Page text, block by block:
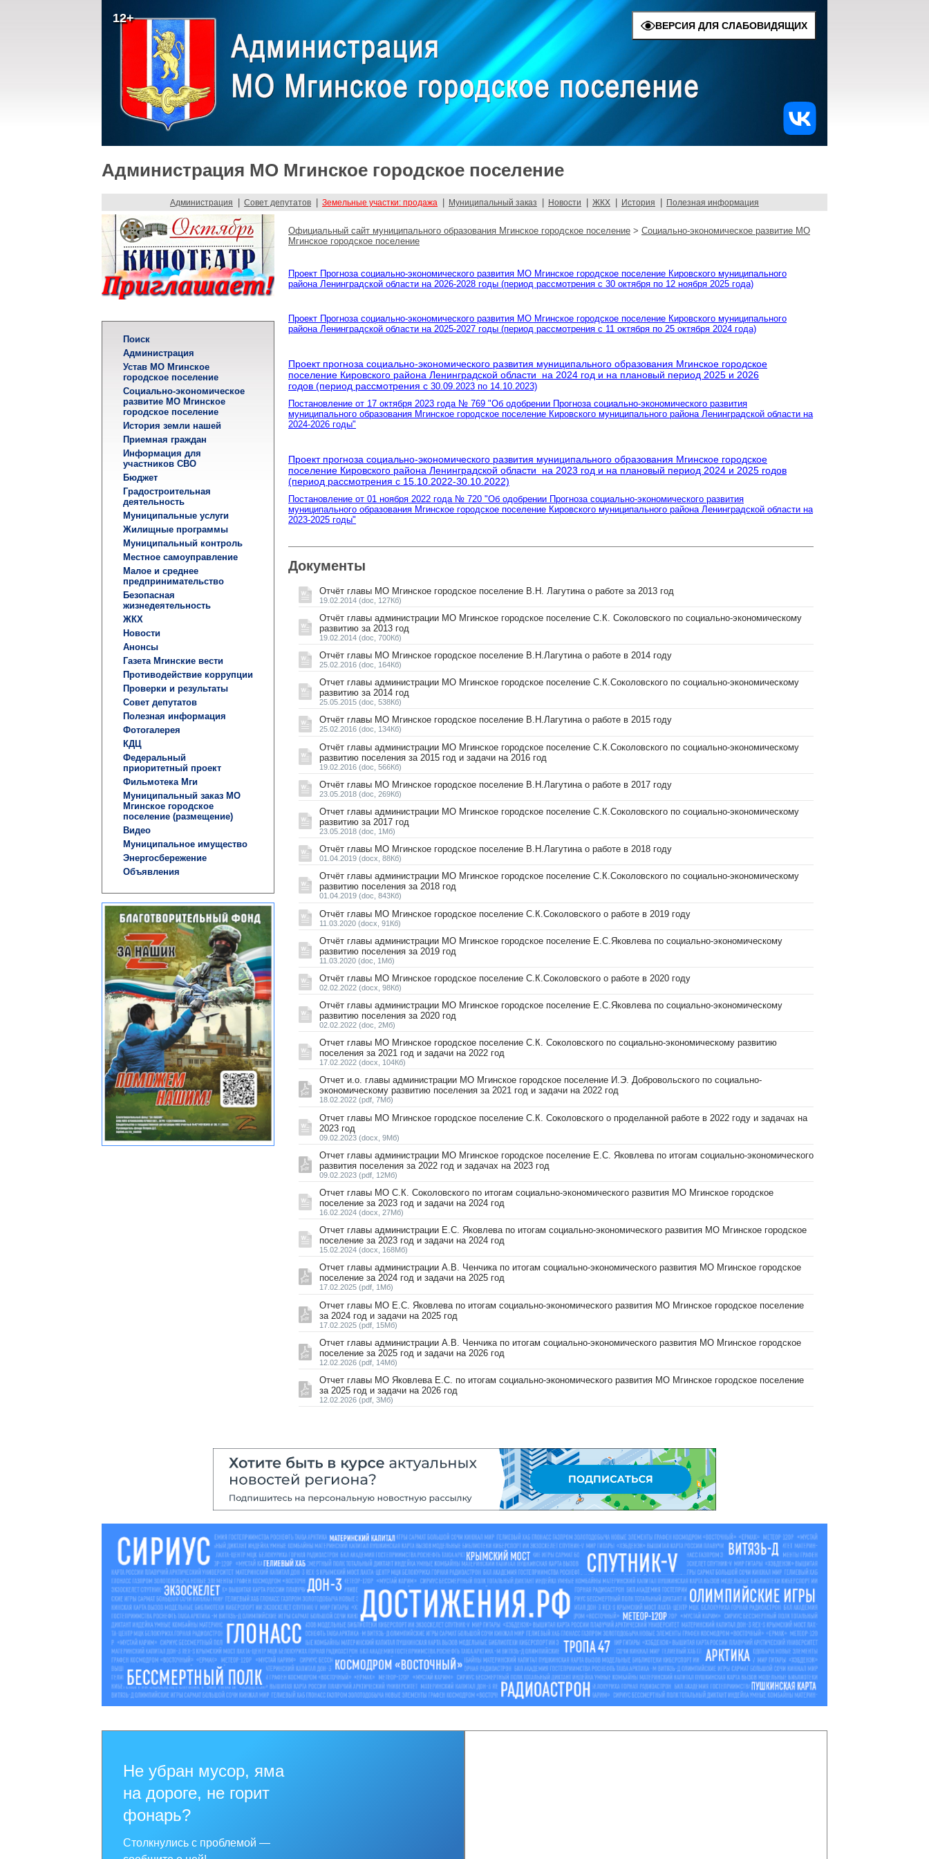
ВЕРСИЯ ДЛЯ СЛАБОВИДЯЩИХ
12+
Администрация МО Мгинское городское поселение
Администрация Совет депутатов Земельные участки: продажа Муниципальный заказ Новости ЖКХ История Полезная информация
Поиск
Администрация
Устав МО Мгинское
городское поселение
Социально-экономическое
развитие МО Мгинское
городское поселение
История земли нашей
Приемная граждан
Информация для
участников СВО
Бюджет
Градостроительная
деятельность
Муниципальные услуги
Жилищные программы
Муниципальный контроль
Местное самоуправление
Малое и среднее
предпринимательство
Безопасная
жизнедеятельность
ЖКХ
Новости
Анонсы
Газета Мгинские вести
Противодействие коррупции
Проверки и результаты
Совет депутатов
Полезная информация
Фотогалерея
КДЦ
Федеральный
приоритетный проект
Фильмотека Мги
Муниципальный заказ МО
Мгинское городское
поселение (размещение)
Видео
Муниципальное имущество
Энергосбережение
Объявления
Официальный сайт муниципального образования Мгинское городское поселение > Социально-экономическое развитие МО
Мгинское городское поселение
Проект Прогноза социально-экономического развития МО Мгинское городское поселение Кировского муниципального
района Ленинградской области на 2026-2028 годы (период рассмотрения с 30 октября по 12 ноября 2025 года)
Проект Прогноза социально-экономического развития МО Мгинское городское поселение Кировского муниципального
района Ленинградской области на 2025-2027 годы (период рассмотрения с 11 октября по 25 октября 2024 года)
Проект прогноза социально-экономического развития муниципального образования Мгинское городское
поселение Кировского района Ленинградской области на 2024 год и на плановый период 2025 и 2026
годов (период рассмотрения с 30.09.2023 по 14.10.2023)
Постановление от 17 октября 2023 года № 769 "Об одобрении Прогноза социально-экономического развития
муниципального образования Мгинское городское поселение Кировского муниципального района Ленинградской области на
2024-2026 годы"
Проект прогноза социально-экономического развития муниципального образования Мгинское городское
поселение Кировского района Ленинградской области на 2023 год и на плановый период 2024 и 2025 годов
(период рассмотрения с 15.10.2022-30.10.2022)
Постановление от 01 ноября 2022 года № 720 "Об одобрении Прогноза социально-экономического развития
муниципального образования Мгинское городское поселение Кировского муниципального района Ленинградской области на
2023-2025 годы"
Документы
Отчёт главы МО Мгинское городское поселение В.Н. Лагутина о работе за 2013 год
19.02.2014 (doc, 127Кб)
Отчёт главы администрации МО Мгинское городское поселение С.К. Соколовского по социально-экономическому
развитию за 2013 год
19.02.2014 (doc, 700Кб)
Отчёт главы МО Мгинское городское поселение В.Н.Лагутина о работе в 2014 году
25.02.2016 (doc, 164Кб)
Oтчет главы администрации МО Мгинское городское поселение С.К.Соколовского по социально-экономическому
развитию за 2014 год
25.05.2015 (doc, 538Кб)
Отчёт главы МО Мгинское городское поселение В.Н.Лагутина о работе в 2015 году
25.02.2016 (doc, 134Кб)
Отчёт главы администрации МО Мгинское городское поселение С.К.Соколовского по социально-экономическому
развитию поселения за 2015 год и задачи на 2016 год
19.02.2016 (doc, 566Кб)
Отчёт главы МО Мгинское городское поселение В.Н.Лагутина о работе в 2017 году
23.05.2018 (doc, 269Кб)
Oтчет главы администрации МО Мгинское городское поселение С.К.Соколовского по социально-экономическому
развитию за 2017 год
23.05.2018 (doc, 1Мб)
Отчёт главы МО Мгинское городское поселение В.Н.Лагутина о работе в 2018 году
01.04.2019 (docx, 88Кб)
Отчёт главы администрации МО Мгинское городское поселение С.К.Соколовского по социально-экономическому
развитию поселения за 2018 год
01.04.2019 (doc, 843Кб)
Отчёт главы МО Мгинское городское поселение С.К.Соколовского о работе в 2019 году
11.03.2020 (docx, 91Кб)
Отчёт главы администрации МО Мгинское городское поселение Е.С.Яковлева по социально-экономическому
развитию поселения за 2019 год
11.03.2020 (doc, 1Мб)
Отчёт главы МО Мгинское городское поселение С.К.Соколовского о работе в 2020 году
02.02.2022 (docx, 98Кб)
Отчёт главы администрации МО Мгинское городское поселение Е.С.Яковлева по социально-экономическому
развитию поселения за 2020 год
02.02.2022 (doc, 2Мб)
Отчет главы МО Мгинское городское поселение С.К. Соколовского по социально-экономическому развитию
поселения за 2021 год и задачи на 2022 год
17.02.2022 (docx, 104Кб)
Отчет и.о. главы администрации МО Мгинское городское поселение И.Э. Добровольского по социально-
экономическому развитию поселения за 2021 год и задачи на 2022 год
18.02.2022 (pdf, 7Мб)
Отчет главы МО Мгинское городское поселение С.К. Соколовского о проделанной работе в 2022 году и задачах на
2023 год
09.02.2023 (docx, 9Мб)
Отчет главы администрации МО Мгинское городское поселение Е.С. Яковлева по итогам социально-экономического
развития поселения за 2022 год и задачах на 2023 год
09.02.2023 (pdf, 12Мб)
Отчет главы МО С.К. Соколовского по итогам социально-экономического развития МО Мгинское городское
поселение за 2023 год и задачи на 2024 год
16.02.2024 (docx, 27Мб)
Отчет главы администрации Е.С. Яковлева по итогам социально-экономического развития МО Мгинское городское
поселение за 2023 год и задачи на 2024 год
15.02.2024 (docx, 168Мб)
Отчет главы администрации А.В. Ченчика по итогам социально-экономического развития МО Мгинское городское
поселение за 2024 год и задачи на 2025 год
17.02.2025 (pdf, 1Мб)
Отчет главы МО Е.С. Яковлева по итогам социально-экономического развития МО Мгинское городское поселение
за 2024 год и задачи на 2025 год
17.02.2025 (pdf, 15Мб)
Отчет главы администрации А.В. Ченчика по итогам социально-экономического развития МО Мгинское городское
поселение за 2025 год и задачи на 2026 год
12.02.2026 (pdf, 14Мб)
Отчет главы МО Яковлева Е.С. по итогам социально-экономического развития МО Мгинское городское поселение
за 2025 год и задачи на 2026 год
12.02.2026 (pdf, 3Мб)
Не убран мусор, яма
на дороге, не горит
фонарь?
Столкнулись с проблемой —